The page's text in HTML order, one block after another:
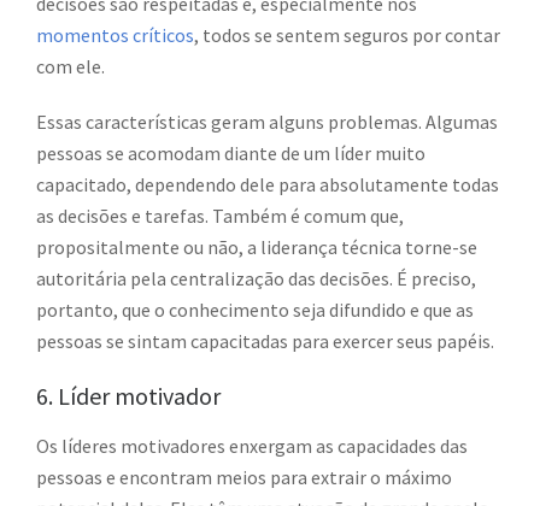
momentos críticos, todos se sentem seguros por contar
com ele.
Essas características geram alguns problemas. Algumas
pessoas se acomodam diante de um líder muito
capacitado, dependendo dele para absolutamente todas
as decisões e tarefas. Também é comum que,
propositalmente ou não, a liderança técnica torne-se
autoritária pela centralização das decisões. É preciso,
portanto, que o conhecimento seja difundido e que as
pessoas se sintam capacitadas para exercer seus papéis.
6. Líder motivador
Os líderes motivadores enxergam as capacidades das
pessoas e encontram meios para extrair o máximo